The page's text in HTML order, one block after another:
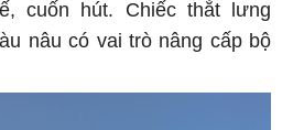
cuốn hút. Chiếc thắt lưng
nâu có vai trò nâng cấp bộ